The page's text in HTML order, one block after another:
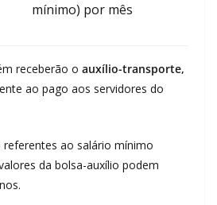
mínimo) por mês
receberão o auxílio-transporte,
ao pago aos servidores do
referentes ao salário mínimo
da bolsa-auxílio podem